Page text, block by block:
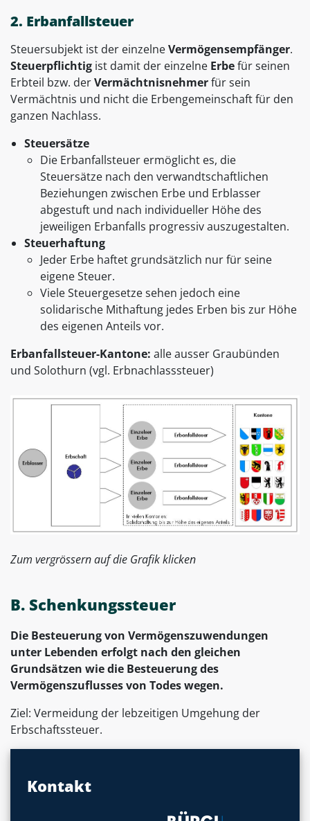
2. Erbanfallsteuer
Steuersubjekt ist der einzelneVermögensempfänger.
Steuerpflichtig ist damit der einzelne Erbefür seinen
Erbteil bzw. derVermächtnisnehmerfür sein
Vermächtnis und nicht die Erbengemeinschaft für den
ganzen Nachlass.
Steuersätze
Die Erbanfallsteuer ermöglicht es, die
Steuersätze nach den verwandtschaftlichen
Beziehungen zwischen Erbe und Erblasser
abgestuft und nach individueller Höhe des
jeweiligen Erbanfalls progressiv auszugestalten.
Steuerhaftung
Jeder Erbe haftet grundsätzlich nur für seine
eigene Steuer.
Viele Steuergesetze sehen jedoch eine
solidarische Mithaftung jedes Erben bis zur Höhe
des eigenen Anteils vor.
Erbanfallsteuer-Kantone: alle ausser Graubünden
und Solothurn (vgl. Erbnachlasssteuer)
Zum vergrössern auf die Grafik klicken
B. Schenkungssteuer
Die Besteuerung von Vermögenszuwendungen
unter Lebenden erfolgt nach den gleichen
Grundsätzen wie die Besteuerung des
Vermögenszuflusses von Todes wegen.
Ziel: Vermeidung der lebzeitigen Umgehung der
Erbschaftssteuer.
Kontakt